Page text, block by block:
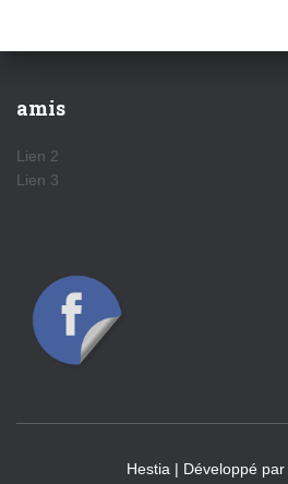
amis
Lien 2
Lien 3
Hestia | Développé par